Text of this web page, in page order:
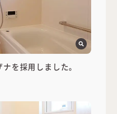
を採用しました。